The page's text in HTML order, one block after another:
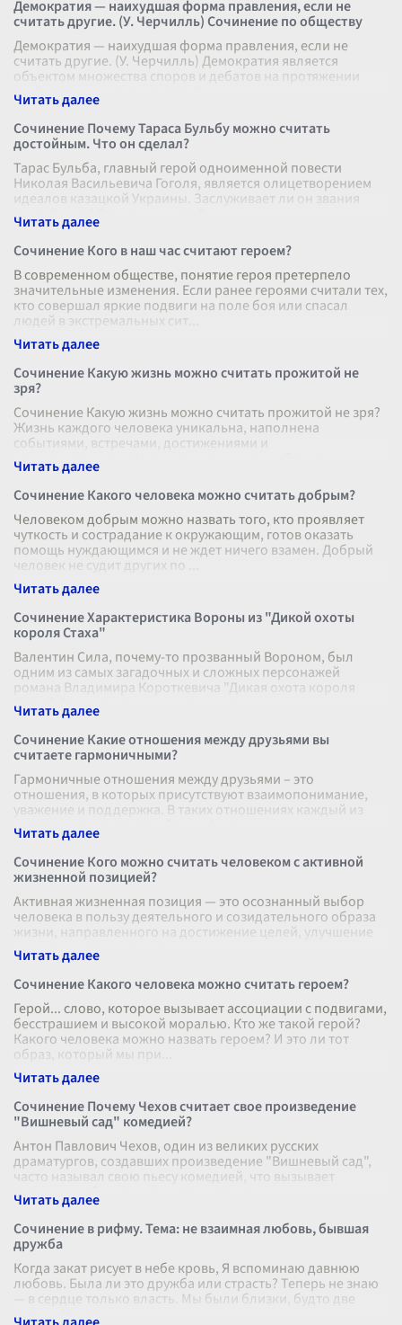
Демократия — наихудшая форма правления, если не
считать другие. (У. Черчилль) Сочинение по обществу
Демократия — наихудшая форма правления, если не
считать другие. (У. Черчилль) Демократия является
объектом множества споров и дебатов на протяжении
всей истории человечества. Она
Сочинение Почему Тараса Бульбу можно считать
достойным. Что он сделал?
Тарас Бульба, главный герой одноименной повести
Николая Васильевича Гоголя, является олицетворением
идеалов казацкой Украины. Заслуживает ли он звания
достойного? Безусловно, да. Р
Сочинение Кого в наш час считают героем?
В современном обществе, понятие героя претерпело
значительные изменения. Если ранее героями считали тех,
кто совершал яркие подвиги на поле боя или спасал
людей в экстремальных сит
Сочинение Какую жизнь можно считать прожитой не
зря?
Сочинение Какую жизнь можно считать прожитой не зря?
Жизнь каждого человека уникальна, наполнена
событиями, встречами, достижениями и
разочарованиями. Нет универсального шаблона,
Сочинение Какого человека можно считать добрым?
Человеком добрым можно назвать того, кто проявляет
чуткость и сострадание к окружающим, готов оказать
помощь нуждающимся и не ждет ничего взамен. Добрый
человек не судит других по
Сочинение Характеристика Вороны из "Дикой охоты
короля Стаха"
Валентин Сила, почему-то прозванный Вороном, был
одним из самых загадочных и сложных персонажей
романа Владимира Короткевича "Дикая охота короля
Стаха". Его имя, как черное перо на
Сочинение Какие отношения между друзьями вы
считаете гармоничными?
Гармоничные отношения между друзьями – это
отношения, в которых присутствуют взаимопонимание,
уважение и поддержка. В таких отношениях каждый из
участников чувствует себя комфортно
Сочинение Кого можно считать человеком с активной
жизненной позицией?
Активная жизненная позиция — это осознанный выбор
человека в пользу деятельного и созидательного образа
жизни, направленного на достижение целей, улучшение
окружающего мира и самос
Сочинение Какого человека можно считать героем?
Герой... слово, которое вызывает ассоциации с подвигами,
бесстрашием и высокой моралью. Кто же такой герой?
Какого человека можно назвать героем? И это ли тот
образ, который мы при
Сочинение Почему Чехов считает свое произведение
"Вишневый сад" комедией?
Антон Павлович Чехов, один из великих русских
драматургов, создавших произведение "Вишневый сад",
часто называл свою пьесу комедией, что вызывает
вопросы и обсуждения среди литерат
Сочинение в рифму. Тема: не взаимная любовь, бывшая
дружба
Когда закат рисует в небе кровь, Я вспоминаю давнюю
любовь. Была ли это дружба или страсть? Теперь не знаю
— в сердце только власть. Мы были близки, будто две
волны, Мечта